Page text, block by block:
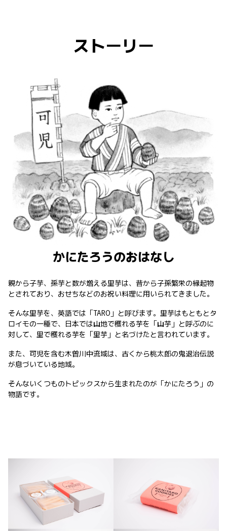
ストーリー
かにたろうのおはなし
親から子芋、孫芋と数が増える里芋は、昔から子孫繁栄の縁起物
とされており、おせちなどのお祝い料理に用いられてきました。
そんな里芋を、英語では「TARO」と呼びます。里芋はもともとタ
ロイモの一種で、日本では山地で穫れる芋を「山芋」と呼ぶのに
対して、里で穫れる芋を「里芋」と名づけたと言われています。
また、可児を含む木曽川中流域は、古くから桃太郎の鬼退治伝説
が息づいている地域。
そんないくつものトピックスから生まれたのが「かにたろう」の
物語です。